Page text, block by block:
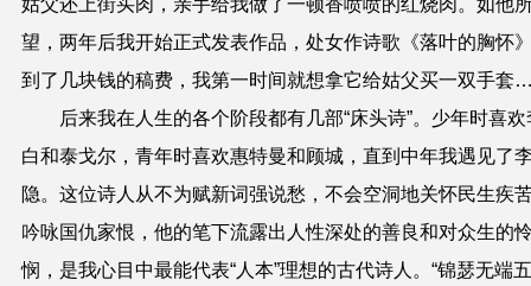
姑父还上街买肉，亲手给我做了一顿香喷喷的红烧肉。如他
望，两年后我开始正式发表作品，处女作诗歌《落叶的胸怀
到了几块钱的稿费，我第一时间就想拿它给姑父买一双手
后来我在人生的各个阶段都有几部“床头诗”。少年时喜欢
白和泰戈尔，青年时喜欢惠特曼和顾城，直到中年我遇见了
隐。这位诗人从不为赋新词强说愁，不会空洞地关怀民生疾
吟咏国仇家恨，他的笔下流露出人性深处的善良和对众生的
悯，是我心目中最能代表“人本”理想的古代诗人。“锦瑟无端